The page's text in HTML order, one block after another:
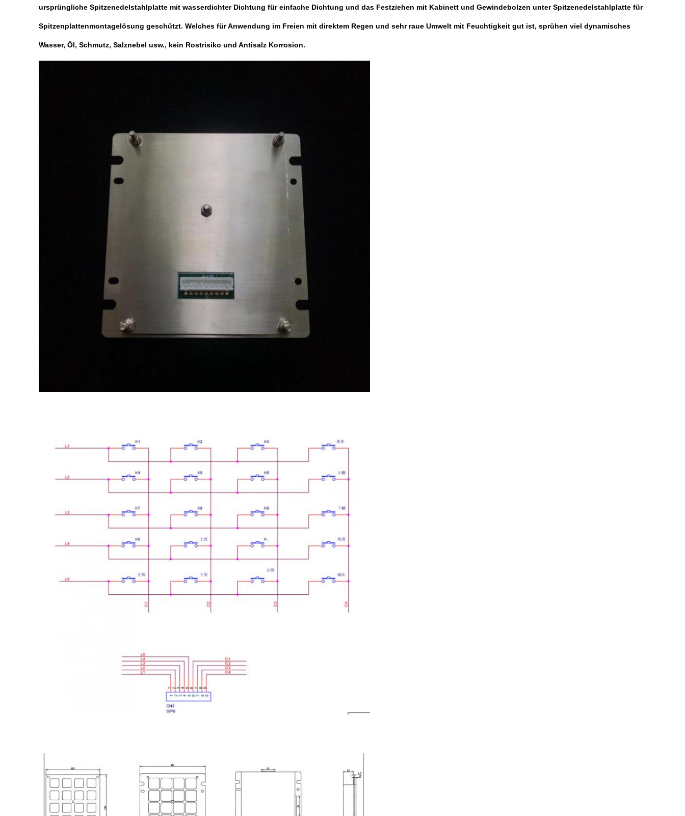
ursprüngliche Spitzenedelstahlplatte mit wasserdichter Dichtung für einfache Dichtung und das Festziehen mit Kabinett und Gewindebolzen unter Spitzenedelstahlplatte für
Spitzenplattenmontagelösung geschützt. Welches für Anwendung im Freien mit direktem Regen und sehr raue Umwelt mit Feuchtigkeit gut ist, sprühen viel dynamisches
Wasser, Öl, Schmutz, Salznebel usw., kein Rostrisiko und Antisalz Korrosion.